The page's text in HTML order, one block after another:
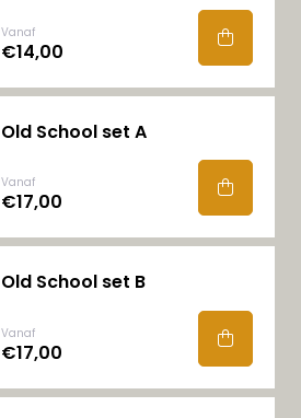
Vanaf
€14,00
Old School set A
Vanaf
€17,00
Old School set B
Vanaf
€17,00